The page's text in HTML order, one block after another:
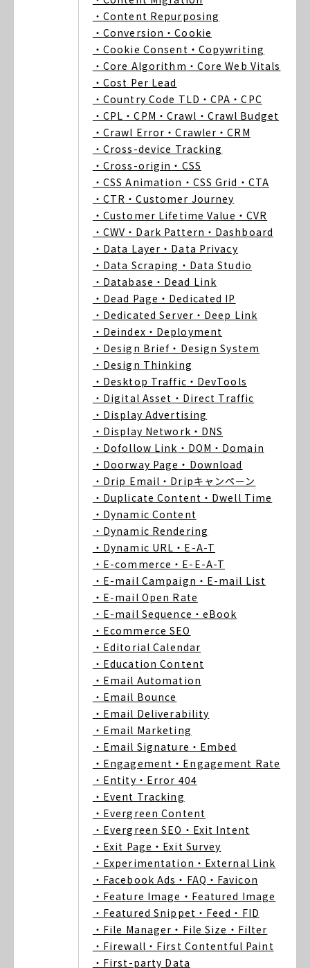
・Content Repurposing
・Conversion ・Cookie
・Cookie Consent ・Copywriting
・Core Algorithm ・Core Web Vitals
・Cost Per Lead
・Country Code TLD ・CPA ・CPC
・CPL ・CPM ・Crawl ・Crawl Budget
・Crawl Error ・Crawler ・CRM
・Cross-device Tracking
・Cross-origin ・CSS
・CSS Animation ・CSS Grid ・CTA
・CTR ・Customer Journey
・Customer Lifetime Value ・CVR
・CWV ・Dark Pattern ・Dashboard
・Data Layer ・Data Privacy
・Data Scraping ・Data Studio
・Database ・Dead Link
・Dead Page ・Dedicated IP
・Dedicated Server ・Deep Link
・Deindex ・Deployment
・Design Brief ・Design System
・Design Thinking
・Desktop Traffic ・DevTools
・Digital Asset ・Direct Traffic
・Display Advertising
・Display Network ・DNS
・Dofollow Link ・DOM ・Domain
・Doorway Page ・Download
・Drip Email ・Dripキャンペーン
・Duplicate Content ・Dwell Time
・Dynamic Content
・Dynamic Rendering
・Dynamic URL ・E-A-T
・E-commerce ・E-E-A-T
・E-mail Campaign ・E-mail List
・E-mail Open Rate
・E-mail Sequence ・eBook
・Ecommerce SEO
・Editorial Calendar
・Education Content
・Email Automation
・Email Bounce
・Email Deliverability
・Email Marketing
・Email Signature ・Embed
・Engagement ・Engagement Rate
・Entity ・Error 404
・Event Tracking
・Evergreen Content
・Evergreen SEO ・Exit Intent
・Exit Page ・Exit Survey
・Experimentation ・External Link
・Facebook Ads ・FAQ ・Favicon
・Feature Image ・Featured Image
・Featured Snippet ・Feed ・FID
・File Manager ・File Size ・Filter
・Firewall ・First Contentful Paint
・First-party Data